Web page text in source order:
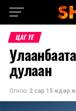
ЦАГ ҮЕ
дулаан
Огноо: 2 сар 15